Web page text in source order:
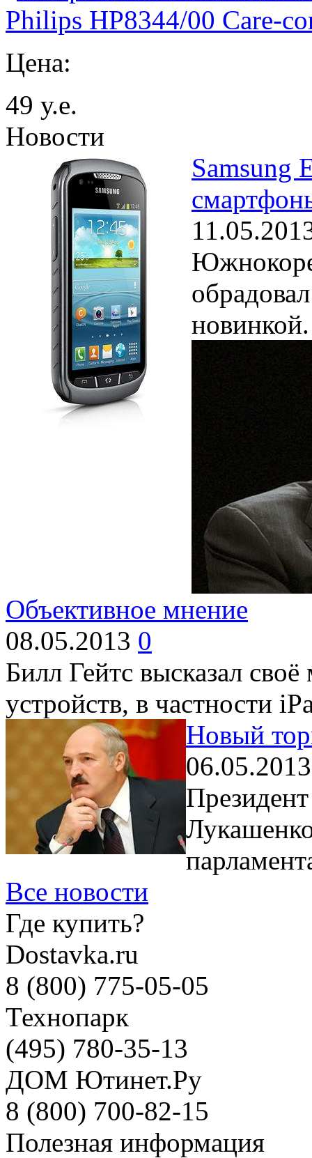
Philips HP8344/00 Care-
Цена:
49 у.е.
Новости
Samsung
Объективное мнение
08.05.2013 0
Билл Гейтс высказал
устройств, в частности
Новый
Все новости
Где купить?
Dostavka.ru
8 (800) 775-05-05
Технопарк
(495) 780-35-13
ДОМ Ютинет.Ру
8 (800) 700-82-15
Полезная информация